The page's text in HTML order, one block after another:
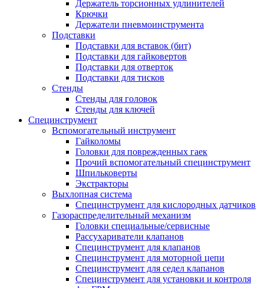
Держатель торсионных удлинителей
Крючки
Держатели пневмоинструмента
Подставки
Подставки для вставок (бит)
Подставки для гайковертов
Подставки для отверток
Подставки для тисков
Стенды
Стенды для головок
Стенды для ключей
Специнструмент
Вспомогательный инструмент
Гайколомы
Головки для поврежденных гаек
Прочий вспомогательный специнструмент
Шпильковерты
Экстракторы
Выхлопная система
Специнструмент для кислородных датчиков
Газораспределительный механизм
Головки специальные/сервисные
Рассухариватели клапанов
Специнструмент для клапанов
Специнструмент для моторной цепи
Специнструмент для седел клапанов
Специнструмент для установки и контроля